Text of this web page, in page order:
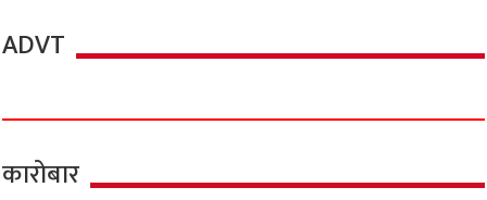
ADVT
कारोबार